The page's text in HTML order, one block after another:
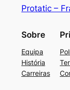
Protatic –
Sobre
Equipa
História
Carreiras